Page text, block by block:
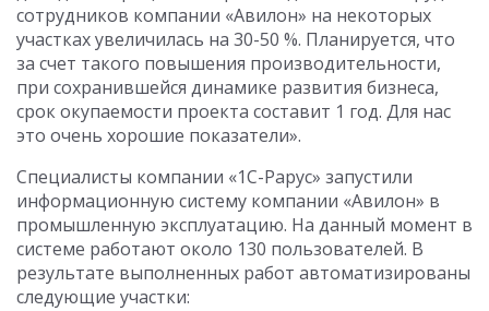
сотрудников компании «Авилон» на некоторых
участках увеличилaсь на 30-50 %. Планируется, что
за счет такого повышения производительности,
при сохранившейся динамике развития бизнеса,
срок окупаемости проекта составит 1 год. Для нас
это очень хорошие показатели».
Специалисты компании «1С-Рарус» запустили
информационную систему компании «Авилон» в
промышленную эксплуатацию. На данный момент в
системе работают около 130 пользователей. В
результате выполненных работ автоматизированы
следующие участки: